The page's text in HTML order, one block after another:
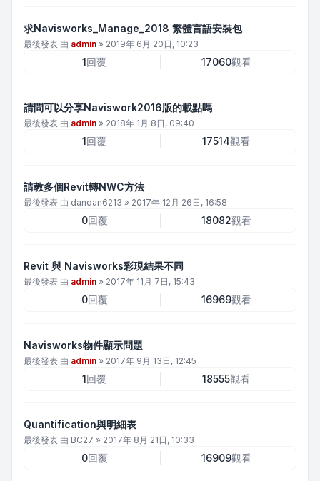
求Navisworks_Manage_2018 繁體言語安裝包
最後發表 由 admin » 2019年 6月 20日, 10:23
1回覆 17060觀看
請問可以分享Naviswork2016版的載點嗎
最後發表 由 admin » 2018年 1月 8日, 09:40
1回覆 17514觀看
請教多個Revit轉NWC方法
最後發表 由 dandan6213 » 2017年 12月 26日, 16:58
0回覆 18082觀看
Revit 與 Navisworks彩現結果不同
最後發表 由 admin » 2017年 11月 7日, 15:43
0回覆 16969觀看
Navisworks物件顯示問題
最後發表 由 admin » 2017年 9月 13日, 12:45
1回覆 18555觀看
Quantification與明細表
最後發表 由 BC27 » 2017年 8月 21日, 10:33
0回覆 16909觀看